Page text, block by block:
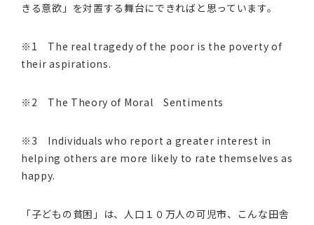
きる意欲」を対置する舞台にできればと思っています。
※1 The real tragedy of the poor is the poverty of
their aspirations.
※2 The Theory of Moral Sentiments
※3 Individuals who report a greater interest in
helping others are more likely to rate themselves as
happy.
「子どもの貧困」は、人口１０万人の可児市、こんな田舎